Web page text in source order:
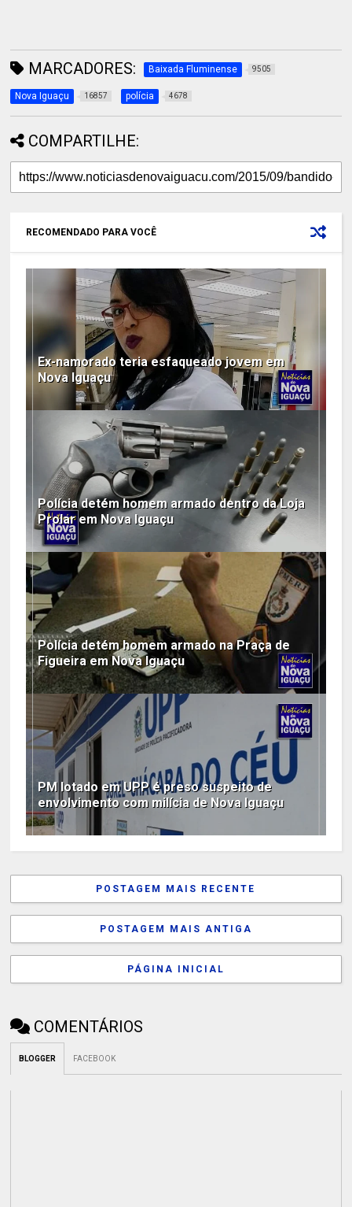
MARCADORES: Baixada Fluminense 9505
Nova Iguaçu 16857 polícia 4678
COMPARTILHE:
RECOMENDADO PARA VOCÊ
Ex-namorado teria esfaqueado jovem em
Nova Iguaçu
Polícia detém homem armado dentro da Loja
Prolar em Nova Iguaçu
Polícia detém homem armado na Praça de
Figueira em Nova Iguaçu
PM lotado em UPP é preso suspeito de
envolvimento com milícia de Nova Iguaçu
POSTAGEM MAIS RECENTE
POSTAGEM MAIS ANTIGA
PÁGINA INICIAL
COMENTÁRIOS
BLOGGER FACEBOOK